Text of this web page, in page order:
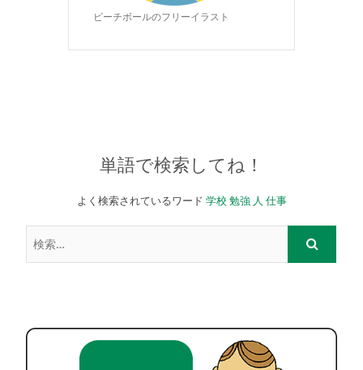
ビーチボールのフリーイラスト
単語で検索してね！
よく検索されているワード 学校 勉強 人 仕事